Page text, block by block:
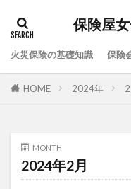
保険屋
火災保険の基礎知識 保険
HOME 2024年
MONTH
2024年2月